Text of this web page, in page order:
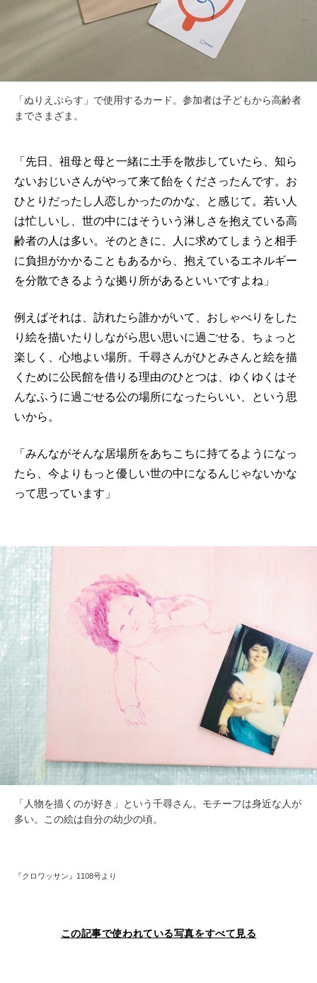
「ぬりえぷらす」で使用するカード。参加者は子どもから高齢者
までさまざま。
「先日、祖母と母と一緒に土手を散歩していたら、知ら
ないおじいさんがやって来て飴をくださったんです。お
ひとりだったし人恋しかったのかな、と感じて。若い人
は忙しいし、世の中にはそういう淋しさを抱えている高
齢者の人は多い。そのときに、人に求めてしまうと相手
に負担がかかることもあるから、抱えているエネルギー
を分散できるような拠り所があるといいですよね」
例えばそれは、訪れたら誰かがいて、おしゃべりをした
り絵を描いたりしながら思い思いに過ごせる、ちょっと
楽しく、心地よい場所。千尋さんがひとみさんと絵を描
くために公民館を借りる理由のひとつは、ゆくゆくはそ
んなふうに過ごせる公の場所になったらいい、という思
いから。
「みんながそんな居場所をあちこちに持てるようになっ
たら、今よりもっと優しい世の中になるんじゃないかな
って思っています」
「人物を描くのが好き」という千尋さん。モチーフは身近な人が
多い。この絵は自分の幼少の頃。
『クロワッサン』1108号より
この記事で使われている写真をすべて見る